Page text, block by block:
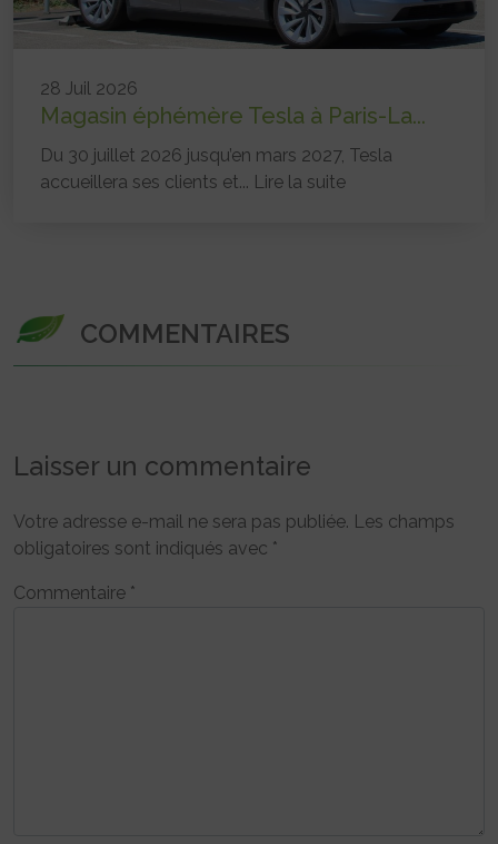
28 Juil 2026
Magasin éphémère Tesla à Paris-La...
Du 30 juillet 2026 jusqu’en mars 2027, Tesla
accueillera ses clients et... Lire la suite
COMMENTAIRES
Laisser un commentaire
Votre adresse e-mail ne sera pas publiée. Les champs
obligatoires sont indiqués avec *
Commentaire *